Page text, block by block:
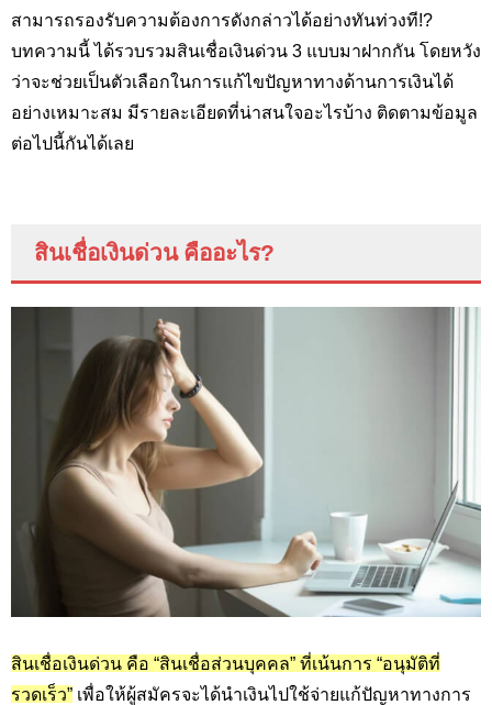
สามารถรองรับความต้องการดังกล่าวได้อย่างทันท่วงที!?
บทความนี้ ได้รวบรวมสินเชื่อเงินด่วน 3 แบบมาฝากกัน โดยหวัง
ว่าจะช่วยเป็นตัวเลือกในการแก้ไขปัญหาทางด้านการเงินได้
อย่างเหมาะสม มีรายละเอียดที่น่าสนใจอะไรบ้าง ติดตามข้อมูล
ต่อไปนี้กันได้เลย
สินเชื่อเงินด่วน คืออะไร?
สินเชื่อเงินด่วน คือ “สินเชื่อส่วนบุคคล” ที่เน้นการ “อนุมัติที่
รวดเร็ว” เพื่อให้ผู้สมัครจะได้นำเงินไปใช้จ่ายแก้ปัญหาทางการ